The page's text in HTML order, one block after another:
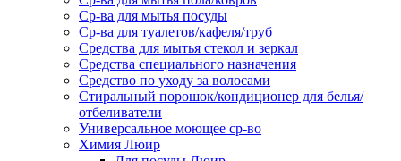
Ср-ва для мытья посуды
Ср-ва для туалетов/кафеля/труб
Средства для мытья стекол и зеркал
Средства специального назначения
Средство по уходу за волосами
Стиральный порошок/кондиционер для белья/
отбеливатели
Универсальное моющее ср-во
Химия Люир